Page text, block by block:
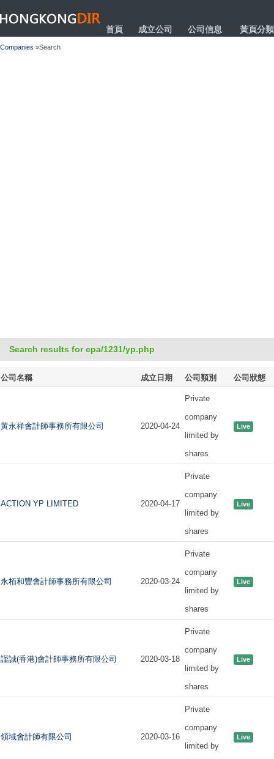
HONGKONGDIR
首頁 成立公司 公司信息 黃頁分類
Companies »Search
Search results for cpa/1231/yp.php
公司名稱 成立日期 公司類別 公司狀態
黃永祥會計師事務所有限公司 2020-04-24
Private
company
limited by
shares
Live
ACTION YP LIMITED 2020-04-17
Private
company
limited by
shares
Live
永栢和豐會計師事務所有限公司 2020-03-24
Private
company
limited by
shares
Live
謹誠(香港)會計師事務所有限公司 2020-03-18
Private
company
limited by
shares
Live
領域會計師有限公司 2020-03-16
Private
company
limited by
Live